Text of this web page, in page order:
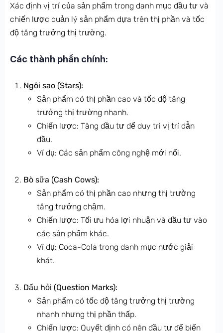
Xác định vị trí của sản phẩm trong danh mục đầu tư và
chiến lược quản lý sản phẩm dựa trên thị phần và tốc
độ tăng trưởng thị trường.
Các thành phần chính:
Ngôi sao (Stars):
Sản phẩm có thị phần cao và tốc độ tăng
trưởng thị trường nhanh.
Chiến lược: Tăng đầu tư để duy trì vị trí dẫn
đầu.
Ví dụ: Các sản phẩm công nghệ mới nổi.
Bò sữa (Cash Cows):
Sản phẩm có thị phần cao nhưng thị trường
tăng trưởng chậm.
Chiến lược: Tối ưu hóa lợi nhuận và đầu tư vào
các sản phẩm khác.
Ví dụ: Coca-Cola trong danh mục nước giải
khát.
Dấu hỏi (Question Marks):
Sản phẩm có tốc độ tăng trưởng thị trường
nhanh nhưng thị phần thấp.
Chiến lược: Quyết định có nên đầu tư để biến